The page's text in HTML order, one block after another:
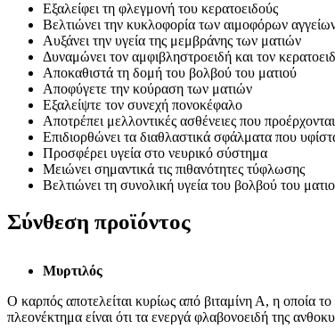
Εξαλείφει τη φλεγμονή του κερατοειδούς
Βελτιώνει την κυκλοφορία των αιμοφόρων
Αυξάνει την υγεία της μεμβράνης των ματιών
Δυναμώνει τον αμφιβληστροειδή και τον
Αποκαθιστά τη δομή του βολβού του ματιού
Αποφύγετε την κούραση των ματιών
Εξαλείψτε τον συνεχή πονοκέφαλο
Αποτρέπει μελλοντικές ασθένειες που
Επιδιορθώνει τα διαθλαστικά σφάλματα που
Προσφέρει υγεία στο νευρικό σύστημα
Μειώνει σημαντικά τις πιθανότητες τύφλωσης
Βελτιώνει τη συνολική υγεία του βολβού του
Σύνθεση προϊόντος
Μυρτιλός
Ο καρπός αποτελείται κυρίως από βιταμίνη Α, η οποία
πλεονέκτημα είναι ότι τα ενεργά φλαβονοειδή της